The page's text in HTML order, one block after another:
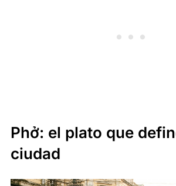
Phở: el plato que
ciudad